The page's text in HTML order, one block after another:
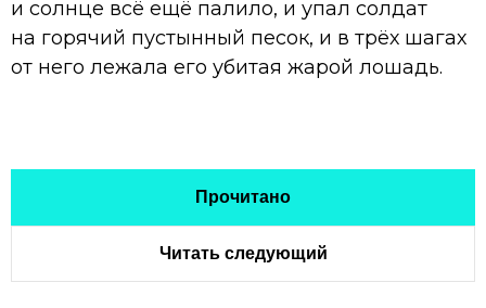
и солнце всё ещё палило, и упал солдат
на горячий пустынный песок, и в трёх шагах
от него лежала его убитая жарой лошадь.
Прочитано
Читать следующий